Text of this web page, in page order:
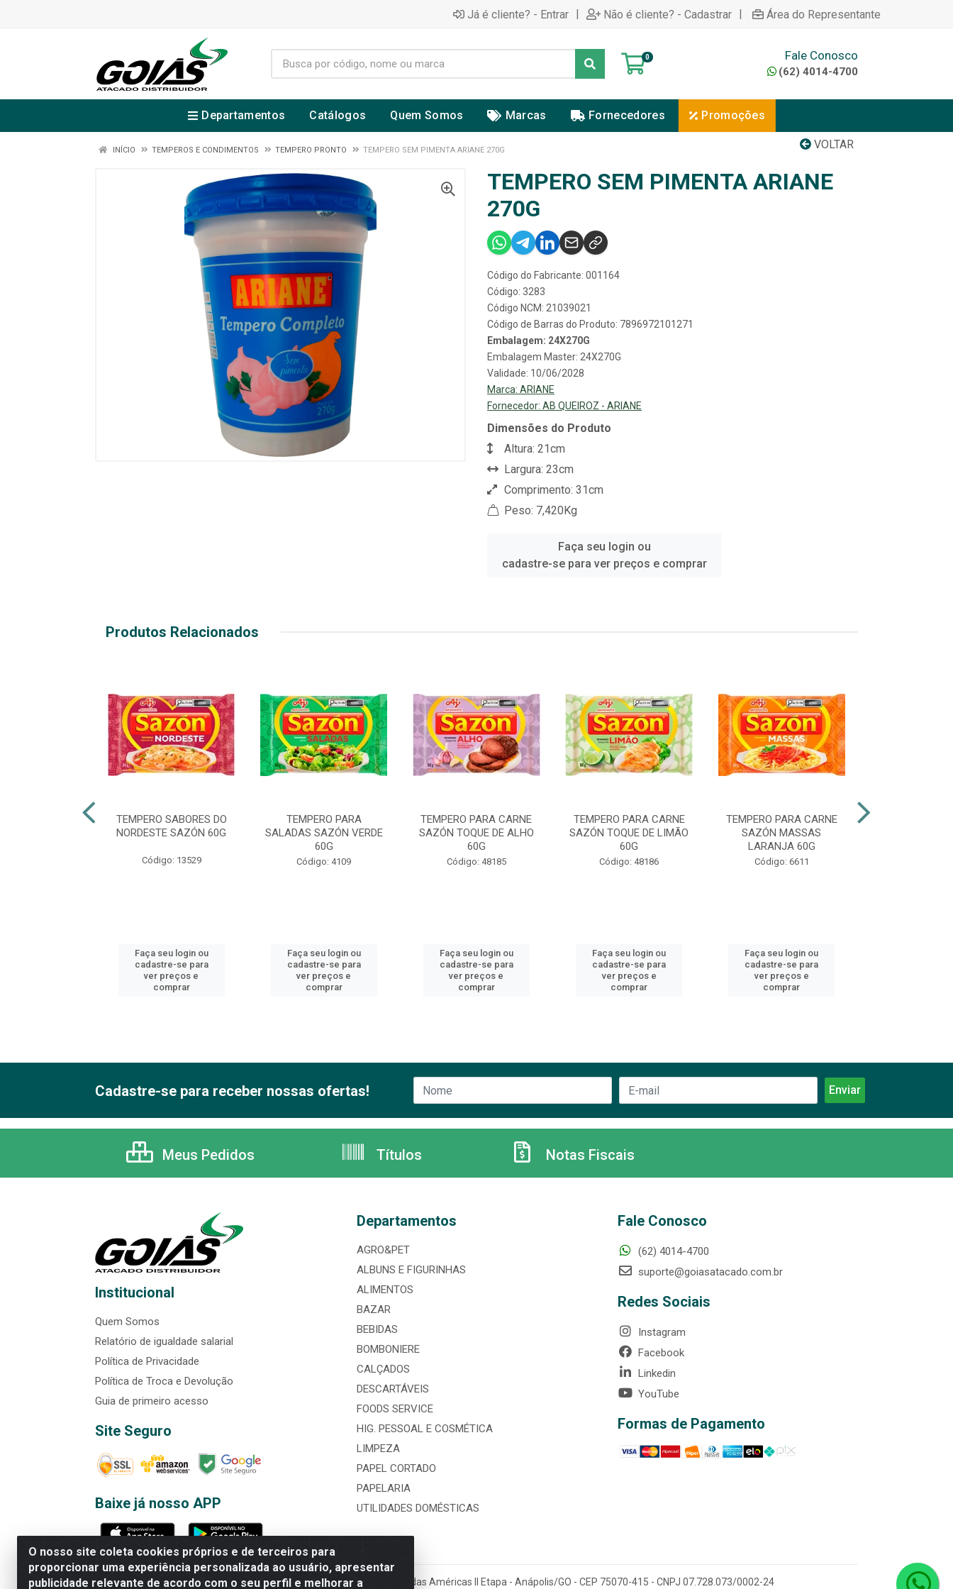
Já é cliente? - Entrar | Não é cliente? - Cadastrar | Área do Representante
0 Fale Conosco
(62) 4014-4700
Departamentos Catálogos Quem Somos Marcas Fornecedores Promoções
VOLTAR
INÍCIO TEMPEROS E CONDIMENTOS TEMPERO PRONTO TEMPERO SEM PIMENTA ARIANE 270G
TEMPERO SEM PIMENTA ARIANE
270G
Código do Fabricante: 001164
Código: 3283
Código NCM: 21039021
Código de Barras do Produto: 7896972101271
Embalagem: 24X270G
Embalagem Master: 24X270G
Validade: 10/06/2028
Marca: ARIANE
Fornecedor: AB QUEIROZ - ARIANE
Dimensões do Produto
Altura: 21cm
Largura: 23cm
Comprimento: 31cm
Peso: 7,420Kg
Faça seu login ou
cadastre-se para ver preços e comprar
Produtos Relacionados
TEMPERO SABORES DO
NORDESTE SAZÓN 60G
Código: 13529
Faça seu login ou
cadastre-se para
ver preços e
comprar
TEMPERO PARA
SALADAS SAZÓN VERDE
60G
Código: 4109
Faça seu login ou
cadastre-se para
ver preços e
comprar
TEMPERO PARA CARNE
SAZÓN TOQUE DE ALHO
60G
Código: 48185
Faça seu login ou
cadastre-se para
ver preços e
comprar
TEMPERO PARA CARNE
SAZÓN TOQUE DE LIMÃO
60G
Código: 48186
Faça seu login ou
cadastre-se para
ver preços e
comprar
TEMPERO PARA CARNE
SAZÓN MASSAS
LARANJA 60G
Código: 6611
Faça seu login ou
cadastre-se para
ver preços e
comprar
O nosso site coleta cookies próprios e de terceiros para
proporcionar uma experiência personalizada ao usuário, apresentar
publicidade relevante de acordo com o seu perfil e melhorar a
Cadastre-se para receber nossas ofertas!
Meus Pedidos Títulos Notas Fiscais
Institucional
Quem Somos
Relatório de igualdade salarial
Política de Privacidade
Política de Troca e Devolução
Guia de primeiro acesso
Site Seguro
Baixe já nosso APP
Departamentos
AGRO&PET
ALBUNS E FIGURINHAS
ALIMENTOS
BAZAR
BEBIDAS
BOMBONIERE
CALÇADOS
DESCARTÁVEIS
FOODS SERVICE
HIG. PESSOAL E COSMÉTICA
LIMPEZA
PAPEL CORTADO
PAPELARIA
UTILIDADES DOMÉSTICAS
Fale Conosco
(62) 4014-4700
suporte@goiasatacado.com.br
Redes Sociais
Instagram
Facebook
Linkedin
YouTube
Formas de Pagamento
Rede Brasil - Avenida Universitária, nº 3860, Jardim das Américas II Etapa - Anápolis/GO - CEP 75070-415 - CNPJ 07.728.073/0002-24